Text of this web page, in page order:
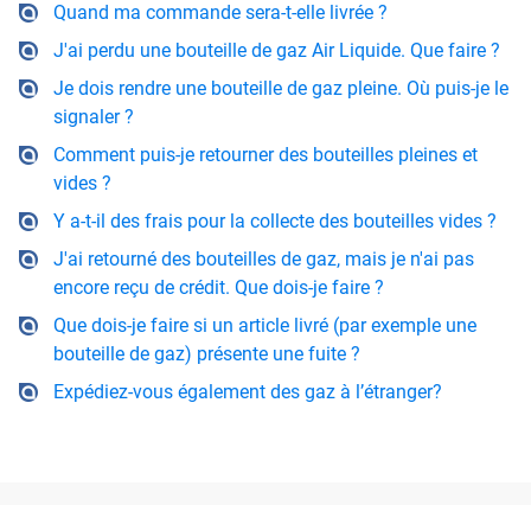
Quand ma commande sera-t-elle livrée ?
J'ai perdu une bouteille de gaz Air Liquide. Que faire ?
Je dois rendre une bouteille de gaz pleine. Où puis-je le
signaler ?
Comment puis-je retourner des bouteilles pleines et
vides ?
Y a-t-il des frais pour la collecte des bouteilles vides ?
J'ai retourné des bouteilles de gaz, mais je n'ai pas
encore reçu de crédit. Que dois-je faire ?
Que dois-je faire si un article livré (par exemple une
bouteille de gaz) présente une fuite ?
Expédiez-vous également des gaz à l’étranger?